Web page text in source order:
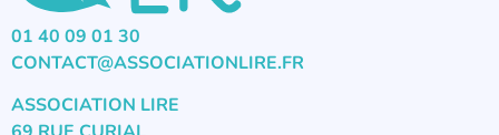
01 40 09 01 30
CONTACT@ASSOCIATIONLIRE.FR
ASSOCIATION LIRE